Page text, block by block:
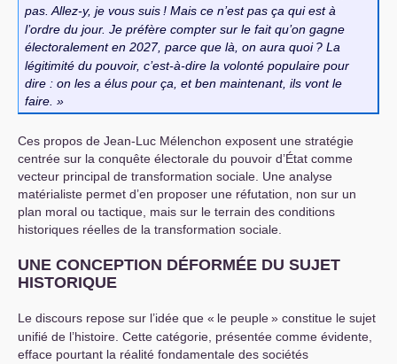
pas. Allez-y, je vous suis ! Mais ce n’est pas ça qui est à
l’ordre du jour. Je préfère compter sur le fait qu’on gagne
électoralement en 2027, parce que là, on aura quoi ? La
légitimité du pouvoir, c’est-à-dire la volonté populaire pour
dire : on les a élus pour ça, et ben maintenant, ils vont le
faire.
Ces propos de Jean-Luc Mélenchon exposent une stratégie
centrée sur la conquête électorale du pouvoir d’État comme
vecteur principal de transformation sociale. Une analyse
matérialiste permet d’en proposer une réfutation, non sur un
plan moral ou tactique, mais sur le terrain des conditions
historiques réelles de la transformation sociale.
UNE CONCEPTION DÉFORMÉE DU SUJET
HISTORIQUE
Le discours repose sur l’idée que « le peuple» constitue le sujet
unifié de l’histoire. Cette catégorie, présentée comme évidente,
efface pourtant la réalité fondamentale des sociétés